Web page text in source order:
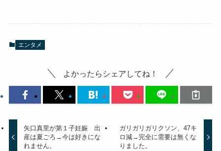
エンタメ
よかったらシェアしてね！
矢口真里が第１子妊娠 出
産は夏ごろ→今は好きにな
れません。
ガリガリガリクソン、47キ
ロ減→完全に需要は無くな
りました。